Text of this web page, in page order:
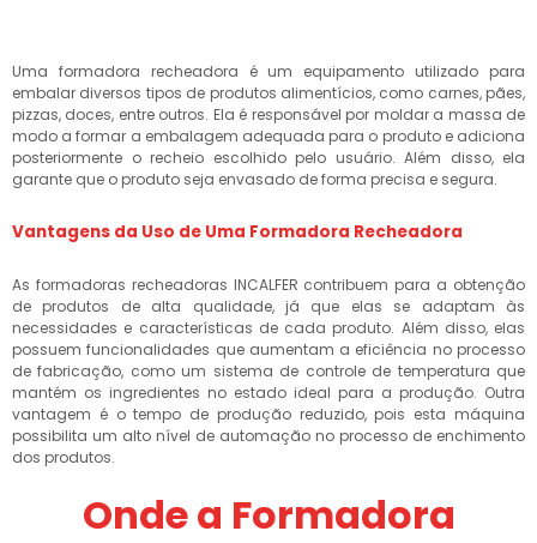
Uma formadora recheadora é um equipamento utilizado para
embalar diversos tipos de produtos alimentícios, como carnes, pães,
pizzas, doces, entre outros. Ela é responsável por moldar a massa de
modo a formar a embalagem adequada para o produto e adiciona
posteriormente o recheio escolhido pelo usuário. Além disso, ela
garante que o produto seja envasado de forma precisa e segura.
Vantagens da Uso de Uma Formadora Recheadora
As formadoras recheadoras INCALFER contribuem para a obtenção
de produtos de alta qualidade, já que elas se adaptam às
necessidades e características de cada produto. Além disso, elas
possuem funcionalidades que aumentam a eficiência no processo
de fabricação, como um sistema de controle de temperatura que
mantém os ingredientes no estado ideal para a produção. Outra
vantagem é o tempo de produção reduzido, pois esta máquina
possibilita um alto nível de automação no processo de enchimento
dos produtos.
Onde a Formadora